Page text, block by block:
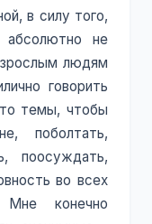
в силу того,
не
людям
говорить
темы, чтобы
поболтать,
поосуждать,
во всех
Мне конечно